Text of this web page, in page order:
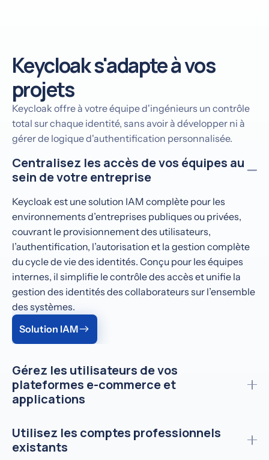
Keycloak s'adapte à vos
projets
Keycloak offre à votre équipe d'ingénieurs un contrôle
total sur chaque identité, sans avoir à développer ni à
gérer de logique d'authentification personnalisée.
Centralisez les accès de vos équipes au
sein de votre entreprise
Keycloak est une solution IAM complète pour les
environnements d’entreprises publiques ou privées,
couvrant le provisionnement des utilisateurs,
l’authentification, l’autorisation et la gestion complète
du cycle de vie des identités. Conçu pour les équipes
internes, il simplifie le contrôle des accès et unifie la
gestion des identités des collaborateurs sur l’ensemble
des systèmes.
Solution IAM
Gérez les utilisateurs de vos
plateformes e-commerce et
applications
idéales pour améliorer l’expérience utilisateur dans des
contextes B2C comme l’e-commerce ou les
Utilisez les comptes professionnels
existants